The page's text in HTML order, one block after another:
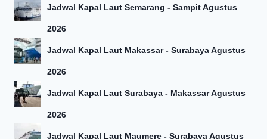
Jadwal Kapal Laut Semarang - Sampit Agustus
2026
Jadwal Kapal Laut Makassar - Surabaya Agustus
2026
Jadwal Kapal Laut Surabaya - Makassar Agustus
2026
Jadwal Kapal Laut Maumere - Surabaya Agustus